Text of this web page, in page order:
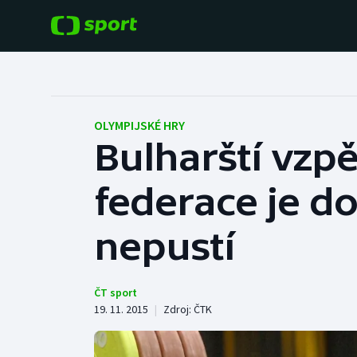
Hokej
Tenis
Baseball a softbal
Basketbal
OLYMPIJSKÉ HRY
Bulharští
federace je
nepustí
ČT sport
19. 11. 2015 | Zdroj: ČTK